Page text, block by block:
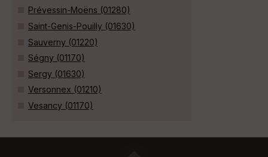
Prévessin-Moëns (01280)
Saint-Genis-Pouilly (01630)
Sauverny (01220)
Ségny (01170)
Sergy (01630)
Versonnex (01210)
Vesancy (01170)